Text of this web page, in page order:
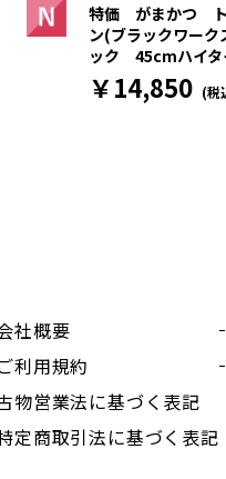
特価 がまかつ ト
ン(ブラックワー
ック 45cmハイタ
￥14,850 (税
社概要
利用規約
物営業法に基づく表記
定商取引法に基づく表記